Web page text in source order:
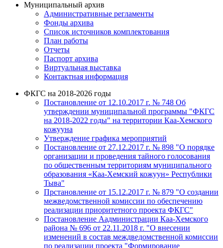
Муниципальный архив
Административные регламенты
Фонды архива
Список источников комплектования
План работы
Отчеты
Паспорт архива
Виртуальная выставка
Контактная информация
ФКГС на 2018-2026 годы
Постановление от 12.10.2017 г. № 748 Об
утверждении муниципальной программы "ФКГС
на 2018-2022 годы" на территории Каа-Хемского
кожууна
Утверждение графика мероприятий
Постановление от 27.12.2017 г. № 898 "О порядке
организации и проведения тайного голосования
по общественным территориям муниципального
образования «Каа-Хемский кожуун» Республики
Тыва"
Прстановление от 15.12.2017 г. № 879 "О создании
межведомственной комиссии по обеспечению
реализации приоритетного проекта ФКГС"
Постановление Аадминистрации Каа-Хемского
района № 696 от 22.11.2018 г. "О внесении
изменений в состав междведомственной комиссии
по реализации проекта "Формирование